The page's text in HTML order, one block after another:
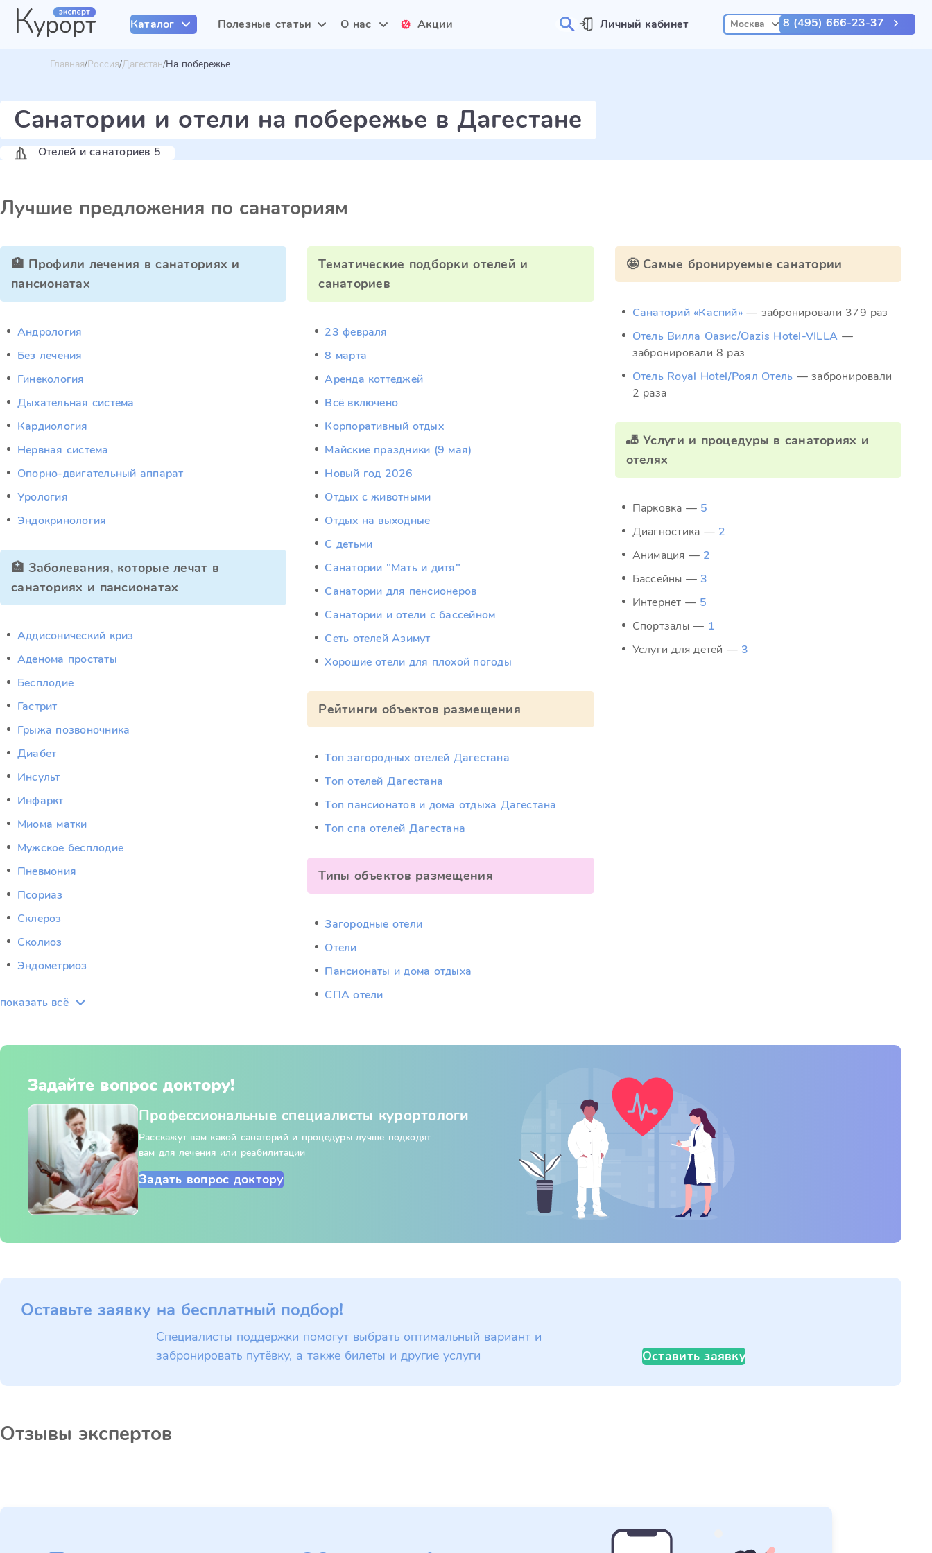
Каталог Полезные статьи О нас Акции Личный кабинет Москва 8 (495) 666-23-37
Главная Россия Дагестан На побережье
Санатории и отели на побережье в Дагестане
Отелей и санаториев 5
Лучшие предложения по санаториям
🏥 Профили лечения в санаториях и
пансионатах
Андрология
Без лечения
Гинекология
Дыхательная система
Кардиология
Нервная система
Опорно-двигательный аппарат
Урология
Эндокринология
🏥 Заболевания, которые лечат в
санаториях и пансионатах
Аддисонический криз
Аденома простаты
Бесплодие
Гастрит
Грыжа позвоночника
Диабет
Инсульт
Инфаркт
Миома матки
Мужское бесплодие
Пневмония
Псориаз
Склероз
Сколиоз
Эндометриоз
показать всё
Тематические подборки отелей и
санаториев
23 февраля
8 марта
Аренда коттеджей
Всё включено
Корпоративный отдых
Майские праздники (9 мая)
Новый год 2026
Отдых c животными
Отдых на выходные
С детьми
Санатории "Мать и дитя"
Санатории для пенсионеров
Санатории и отели с бассейном
Сеть отелей Азимут
Хорошие отели для плохой погоды
Рейтинги объектов размещения
Топ загородных отелей Дагестана
Топ отелей Дагестана
Топ пансионатов и дома отдыха Дагестана
Топ спа отелей Дагестана
Типы объектов размещения
Загородные отели
Отели
Пансионаты и дома отдыха
СПА отели
🤩 Самые бронируемые санатории
Санаторий «Каспий» — забронировали 379 раз
Отель Вилла Оазис/Oazis Hotel-VILLA —
забронировали 8 раз
Отель Royal Hotel/Роял Отель — забронировали
2 раза
🎳 Услуги и процедуры в санаториях и
отелях
Парковка — 5
Диагностика — 2
Анимация — 2
Бассейны — 3
Интернет — 5
Спортзалы — 1
Услуги для детей — 3
Задайте вопрос доктору!
Профессиональные специалисты курортологи
Расскажут вам какой санаторий и процедуры лучше подходят
вам для лечения или реабилитации
Задать вопрос доктору
Оставьте заявку на бесплатный подбор!
Специалисты поддержки помогут выбрать оптимальный вариант и
забронировать путёвку, а также билеты и другие услуги
Оставить заявку
Отзывы экспертов